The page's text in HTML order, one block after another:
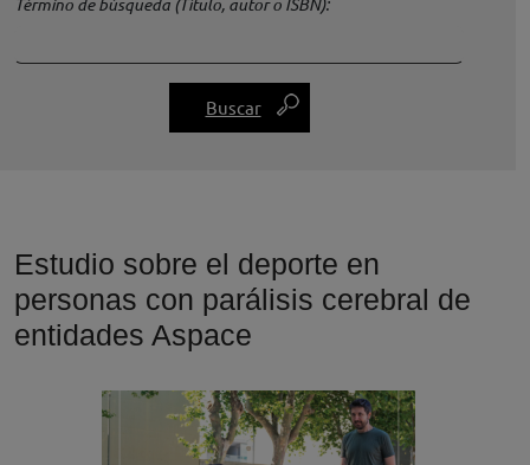
Estudio sobre el deporte en
personas con parálisis cerebral de
entidades Aspace